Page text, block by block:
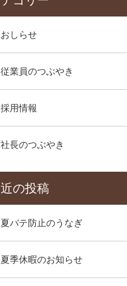
おしらせ
従業員のつぶやき
採用情報
社長のつぶやき
夏バテ防止のうなぎ
夏季休暇のお知らせ